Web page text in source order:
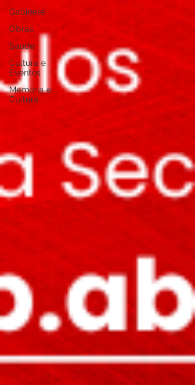
Gabinete
Obras
Saúde
Cultura e
Eventos
Memória e
Cultura